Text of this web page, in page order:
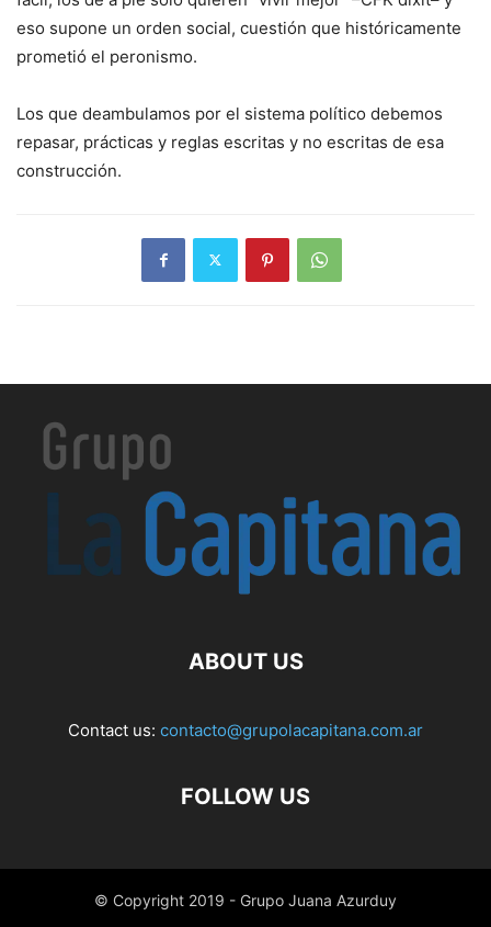
eso supone un orden social, cuestión que históricamente
prometió el peronismo.
Los que deambulamos por el sistema político debemos
repasar, prácticas y reglas escritas y no escritas de esa
construcción.
ABOUT US
Contact us: contacto@grupolacapitana.com.ar
FOLLOW US
© Copyright 2019 - Grupo Juana Azurduy